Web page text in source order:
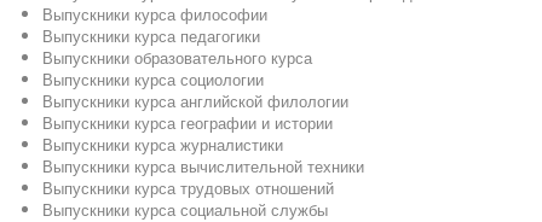
Выпускники курса философии
Выпускники курса педагогики
Выпускники образовательного курса
Выпускники курса социологии
Выпускники курса английской филологии
Выпускники курса географии и истории
Выпускники курса журналистики
Выпускники курса вычислительной техники
Выпускники курса трудовых отношений
Выпускники курса социальной службы